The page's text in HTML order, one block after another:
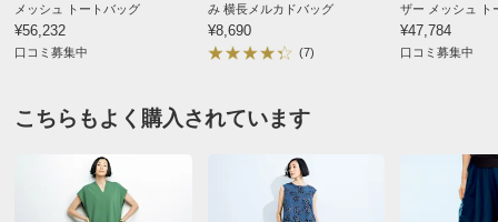
メッシュ トートバッグ
¥56,232
口コミ募集中
み 横長メルカドバッグ
¥8,690
(7)
ザー メッシュ ト
¥47,784
口コミ募集中
こちらもよく購入されています